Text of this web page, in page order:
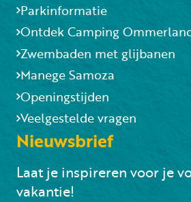
Parkinformatie
Ontdek Camping
Zwembaden met glijbanen
Manege Samoza
Openingstijden
Veelgestelde vragen
Nieuwsbrief
Laat je inspireren voor je
vakantie!